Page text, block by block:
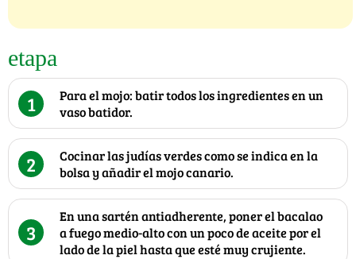
etapa
1
Para el mojo: batir todos los ingredientes en un
vaso batidor.
2
Cocinar las judías verdes como se indica en la
bolsa y añadir el mojo canario.
3
En una sartén antiadherente, poner el bacalao
a fuego medio-alto con un poco de aceite por el
lado de la piel hasta que esté muy crujiente.